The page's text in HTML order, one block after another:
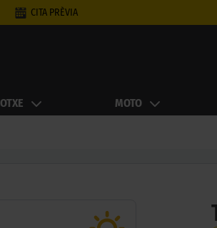
CITA PRÈVIA
MOTO